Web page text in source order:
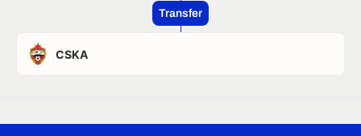
Transfer
CSKA